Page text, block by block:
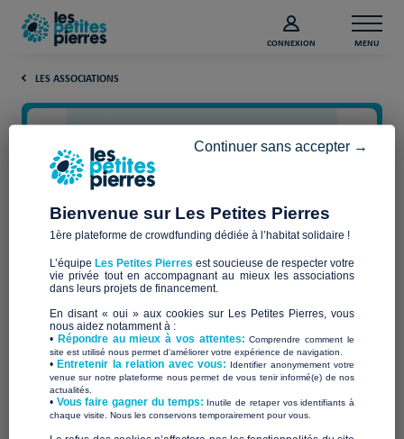
CONNEXION MENU
LES ASSOCIATIONS
SALYDARITE
Qui sommes-nous ?
Description à venir
Bienvenue sur Les Petites Pierres
1ère plateforme de crowdfunding dédiée à l’habitat solidaire !
L’équipe Les Petites Pierres est soucieuse de respecter votre
vie privée tout en accompagnant au mieux les associations
dans leurs projets de financement.
En disant « oui » aux cookies sur Les Petites Pierres, vous
nous aidez notamment à :
• Répondre au mieux à vos attentes:Comprendre comment le
site est utilisé nous permet d'améliorer votre expérience de navigation.
•Entretenir la relation avec vous: Identifier anonymement votre
venue sur notre plateforme nous permet de vous tenir informé(e) de nos
actualités.
​• Vous faire gagner du temps: Inutile de retaper vos identifiants à
chaque visite. Nous les conservons temporairement pour vous.
Continuer sans accepter →